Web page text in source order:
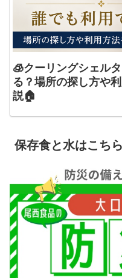
🧊クーリングシェル
る？場所の探し方や
説🏠
保存食と水は